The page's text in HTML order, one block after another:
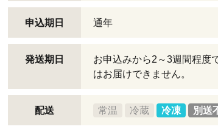
申込期日 通年
発送期日
お申込みから2～3週間程
はお届けできません。
配送 常温 冷蔵 冷凍 別送